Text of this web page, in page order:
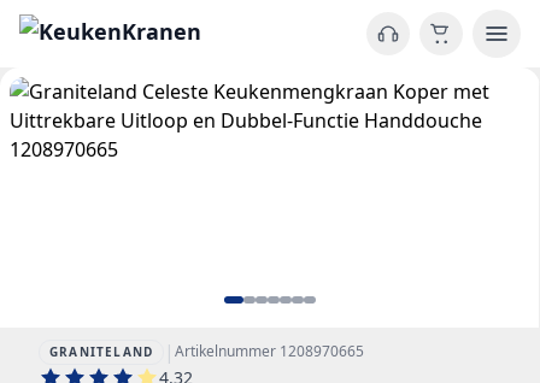
GRANITELAND |Artikelnummer 1208970665
4.32